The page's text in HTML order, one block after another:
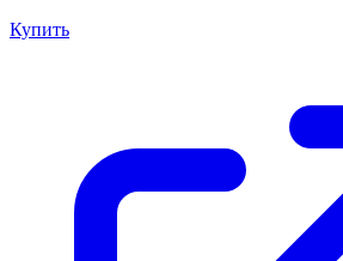
Купить